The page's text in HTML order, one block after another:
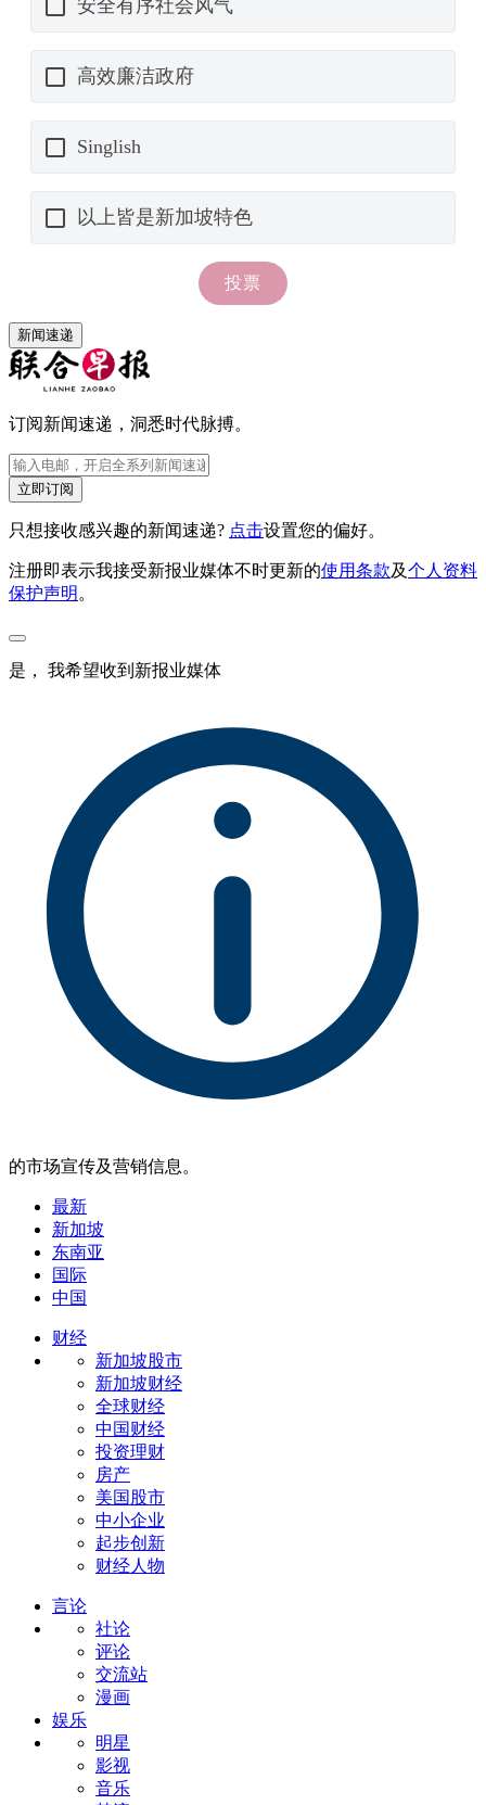
新闻速递
订阅新闻速递，洞悉时代脉搏。
立即订阅
只想接收感兴趣的新闻速递? 点击设置您的偏好。
注册即表示我接受新报业媒体不时更新的使用条款及个人资料
保护声明。
是， 我希望收到新报业媒体
的市场宣传及营销信息。
最新
新加坡
东南亚
国际
中国
财经
新加坡股市
新加坡财经
全球财经
中国财经
投资理财
房产
美国股市
中小企业
起步创新
财经人物
言论
社论
评论
交流站
漫画
娱乐
明星
影视
音乐